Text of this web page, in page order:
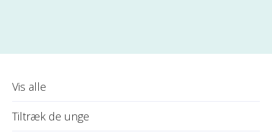
Vis alle
Tiltræk de unge